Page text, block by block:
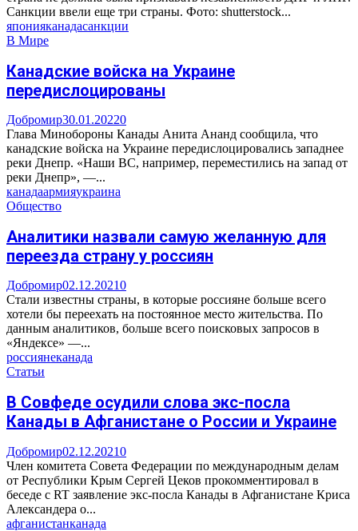
Санкции ввели еще три страны. Фото: shutterstock...
японияканадасанкции
В Мире
Канадские войска на Украине
передислоцированы
Добромир30.01.20220
Глава Минобороны Канады Анита Ананд сообщила, что
канадские войска на Украине передислоцировались западнее
реки Днепр. «Наши ВС, например, переместились на запад от
реки Днепр», —...
канадаармияукраина
Общество
Аналитики назвали самую желанную для
переезда страну у россиян
Добромир02.12.20210
Стали известны страны, в которые россияне больше всего
хотели бы переехать на постоянное место жительства. По
данным аналитиков, больше всего поисковых запросов в
«Яндексе» —...
россиянеканада
Статьи
В Совфеде осудили слова экс-посла
Канады в Афганистане о России и Украине
Добромир02.12.20210
Член комитета Совета Федерации по международным делам
от Республики Крым Сергей Цеков прокомментировал в
беседе с RT заявление экс-посла Канады в Афганистане Криса
Александера о...
афганистанканада